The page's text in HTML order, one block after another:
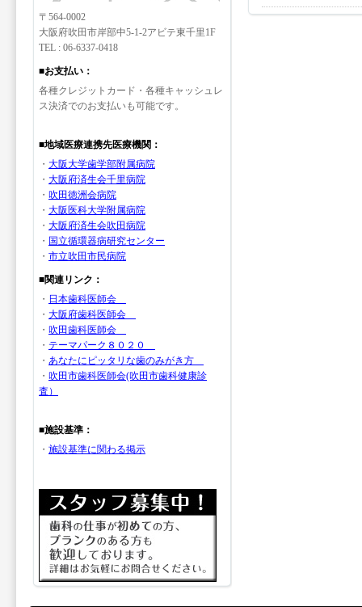
〒564-0002
大阪府吹田市岸部中5-1-2アビテ東千里1F
TEL : 06-6337-0418
■お支払い：
各種クレジットカード・各種キャッシュレ
ス決済でのお支払いも可能です。
■地域医療連携先医療機関：
・ 大阪大学歯学部附属病院
・ 大阪府済生会千里病院
・ 吹田徳洲会病院
・ 大阪医科大学附属病院
・ 大阪府済生会吹田病院
・ 国立循環器病研究センター
・ 市立吹田市民病院
■関連リンク：
・ 日本歯科医師会
・ 大阪府歯科医師会
・ 吹田歯科医師会
・ テーマパーク８０２０
・ あなたにピッタリな歯のみがき方
・ 吹田市歯科医師会(吹田市歯科健康診
査）
■施設基準：
・ 施設基準に関わる掲示